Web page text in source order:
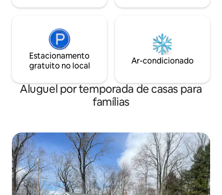
relaxamento na praia.
Estacionamento
gratuito no local
Ar-condicionado
Aluguel por temporada de casas para
famílias